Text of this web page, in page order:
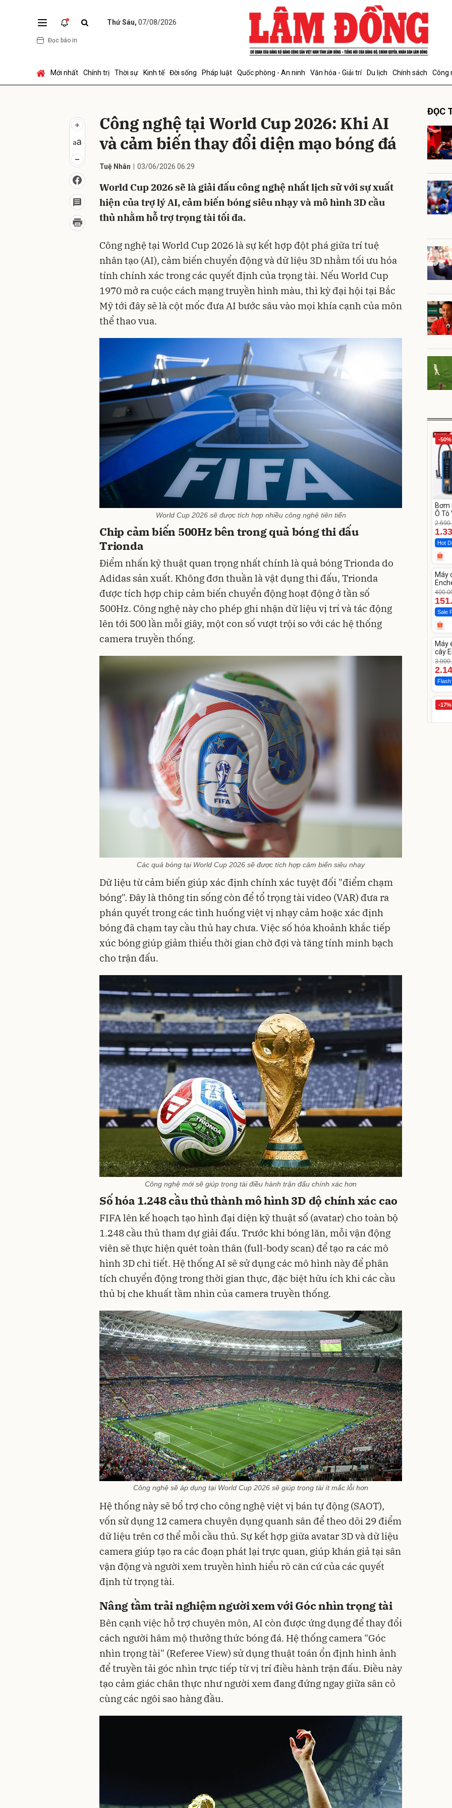
Thứ Sáu, 07/08/2026
Đọc báo in
Mới nhất Chính trị Thời sự Kinh tế Đời sống Pháp luật Quốc phòng - An ninh Văn hóa - Giải trí Du lịch Chính sách Công
Công nghệ tại World Cup 2026: Khi AI
và cảm biến thay đổi diện mạo bóng đá
Tuệ Nhân 03/06/2026 06:29
World Cup 2026 sẽ là giải đấu công nghệ nhất lịch sử với sự xuất
hiện của trợ lý AI, cảm biến bóng siêu nhạy và mô hình 3D cầu
thủ nhằm hỗ trợ trọng tài tối đa.
Công nghệ tại World Cup 2026 là sự kết hợp đột phá giữa trí tuệ
nhân tạo (AI), cảm biến chuyển động và dữ liệu 3D nhằm tối ưu hóa
tính chính xác trong các quyết định của trọng tài. Nếu World Cup
1970 mở ra cuộc cách mạng truyền hình màu, thì kỳ đại hội tại Bắc
Mỹ tới đây sẽ là cột mốc đưa AI bước sâu vào mọi khía cạnh của môn
thể thao vua.
World Cup 2026 sẽ được tích hợp nhiều công nghệ tiên tiến
Chip cảm biến 500Hz bên trong quả bóng thi đấu
Trionda
Điểm nhấn kỹ thuật quan trọng nhất chính là quả bóng Trionda do
Adidas sản xuất. Không đơn thuần là vật dụng thi đấu, Trionda
được tích hợp chip cảm biến chuyển động hoạt động ở tần số
500Hz. Công nghệ này cho phép ghi nhận dữ liệu vị trí và tác động
lên tới 500 lần mỗi giây, một con số vượt trội so với các hệ thống
camera truyền thống.
Các quả bóng tại World Cup 2026 sẽ được tích hợp cảm biến siêu nhạy
Dữ liệu từ cảm biến giúp xác định chính xác tuyệt đối "điểm chạm
bóng". Đây là thông tin sống còn để tổ trọng tài video (VAR) đưa ra
phán quyết trong các tình huống việt vị nhạy cảm hoặc xác định
bóng đã chạm tay cầu thủ hay chưa. Việc số hóa khoảnh khắc tiếp
xúc bóng giúp giảm thiểu thời gian chờ đợi và tăng tính minh bạch
cho trận đấu.
Công nghệ mới sẽ giúp trọng tài điều hành trận đấu chính xác hơn
Số hóa 1.248 cầu thủ thành mô hình 3D độ chính xác cao
FIFA lên kế hoạch tạo hình đại diện kỹ thuật số (avatar) cho toàn bộ
1.248 cầu thủ tham dự giải đấu. Trước khi bóng lăn, mỗi vận động
viên sẽ thực hiện quét toàn thân (full-body scan) để tạo ra các mô
hình 3D chi tiết. Hệ thống AI sẽ sử dụng các mô hình này để phân
tích chuyển động trong thời gian thực, đặc biệt hữu ích khi các cầu
thủ bị che khuất tầm nhìn của camera truyền thống.
Công nghệ sẽ áp dụng tại World Cup 2026 sẽ giúp trọng tài ít mắc lỗi hơn
Hệ thống này sẽ bổ trợ cho công nghệ việt vị bán tự động (SAOT),
vốn sử dụng 12 camera chuyên dụng quanh sân để theo dõi 29 điểm
dữ liệu trên cơ thể mỗi cầu thủ. Sự kết hợp giữa avatar 3D và dữ liệu
camera giúp tạo ra các đoạn phát lại trực quan, giúp khán giả tại sân
vận động và người xem truyền hình hiểu rõ căn cứ của các quyết
định từ trọng tài.
Nâng tầm trải nghiệm người xem với Góc nhìn trọng tài
Bên cạnh việc hỗ trợ chuyên môn, AI còn được ứng dụng để thay đổi
cách người hâm mộ thưởng thức bóng đá. Hệ thống camera "Góc
nhìn trọng tài" (Referee View) sử dụng thuật toán ổn định hình ảnh
để truyền tải góc nhìn trực tiếp từ vị trí điều hành trận đấu. Điều này
tạo cảm giác chân thực như người xem đang đứng ngay giữa sân cỏ
cùng các ngôi sao hàng đầu.
ĐỌC
-50%
Bơm
Ô Tô
Hot
-62%
Máy
dao
Sale
-28%
Máy
cây
Flash
-17%
Gửi bình luận